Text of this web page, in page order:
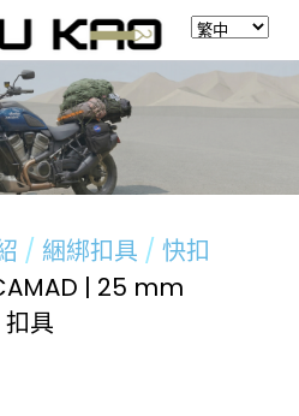
留言板
綑綁扣具
快扣
| 25 mm
具